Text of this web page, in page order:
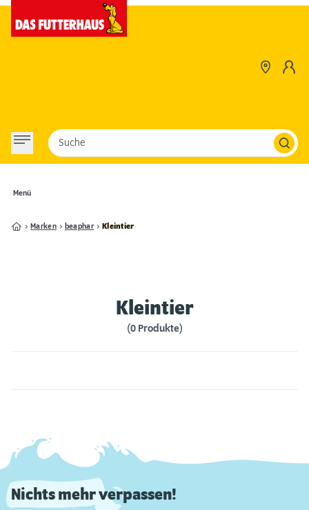
Menü
Suche
Marken beaphar Kleintier
Kleintier
(0 Produkte)
Nichts mehr verpassen!